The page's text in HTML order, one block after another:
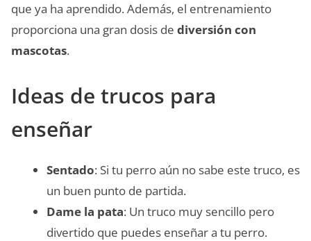
que ya ha aprendido. Además, el entrenamiento
proporciona una gran dosis de diversión con
mascotas.
Ideas de trucos para
enseñar
Sentado: Si tu perro aún no sabe este truco, es
un buen punto de partida.
Dame la pata: Un truco muy sencillo pero
divertido que puedes enseñar a tu perro.